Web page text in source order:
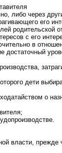
либо через
его
родительской
с его
в
достаточный
дети
о
власти, прежде